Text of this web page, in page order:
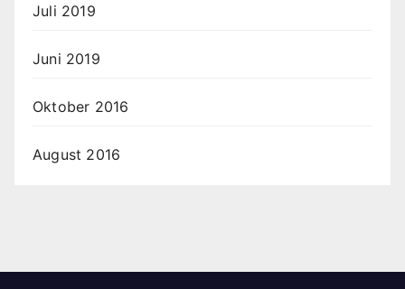
Juli 2019
Juni 2019
Oktober 2016
August 2016